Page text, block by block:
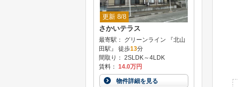
更新 8/8
さかいテラス
最寄駅： グリーンライン 『北山
田駅』 徒歩13分
間取り： 2SLDK～4LDK
賃料： 14.0万円
物件詳細を見る